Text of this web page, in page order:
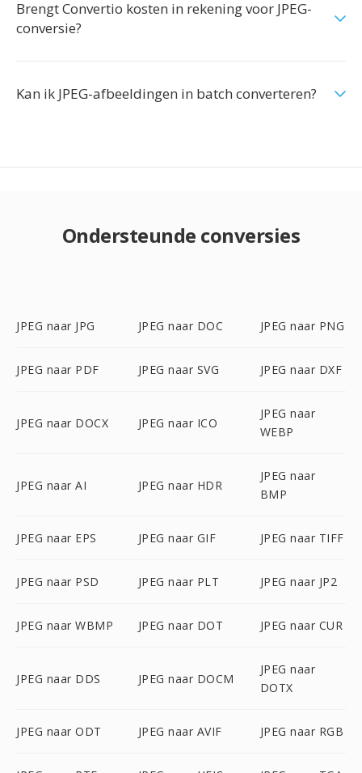
Brengt Convertio kosten in rekening voor JPEG-
conversie?
Kan ik JPEG-afbeeldingen in batch converteren?
Ondersteunde conversies
JPEG naar JPG JPEG naar DOC JPEG naar PNG
JPEG naar PDF JPEG naar SVG JPEG naar DXF
JPEG naar DOCX JPEG naar ICO
JPEG naar
WEBP
JPEG naar AI JPEG naar HDR
JPEG naar
BMP
JPEG naar EPS JPEG naar GIF JPEG naar TIFF
JPEG naar PSD JPEG naar PLT JPEG naar JP2
JPEG naar WBMP JPEG naar DOT JPEG naar CUR
JPEG naar DDS JPEG naar DOCM
JPEG naar
DOTX
JPEG naar ODT JPEG naar AVIF JPEG naar RGB